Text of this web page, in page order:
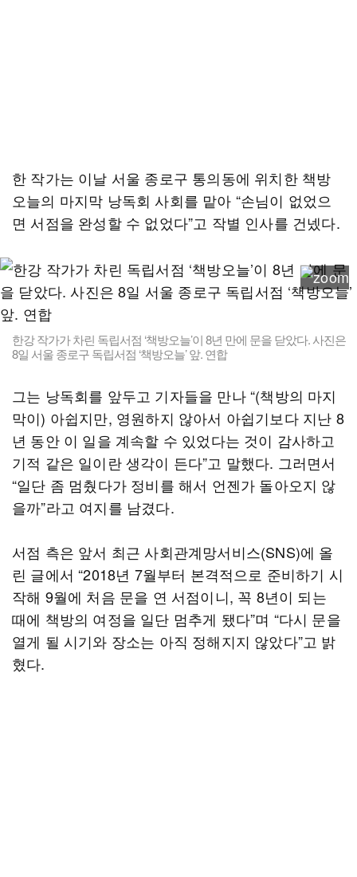
한 작가는 이날 서울 종로구 통의동에 위치한 책방
오늘의 마지막 낭독회 사회를 맡아 “손님이 없었으
면 서점을 완성할 수 없었다”고 작별 인사를 건넸다.
한강 작가가 차린 독립서점 ‘책방오늘’이 8년 만에 문을 닫았다. 사진은
8일 서울 종로구 독립서점 ‘책방오늘’ 앞. 연합
그는 낭독회를 앞두고 기자들을 만나 “(책방의 마지
막이) 아쉽지만, 영원하지 않아서 아쉽기보다 지난 8
년 동안 이 일을 계속할 수 있었다는 것이 감사하고
기적 같은 일이란 생각이 든다”고 말했다. 그러면서
“일단 좀 멈췄다가 정비를 해서 언젠가 돌아오지 않
을까”라고 여지를 남겼다.
서점 측은 앞서 최근 사회관계망서비스(SNS)에 올
린 글에서 “2018년 7월부터 본격적으로 준비하기 시
작해 9월에 처음 문을 연 서점이니, 꼭 8년이 되는
때에 책방의 여정을 일단 멈추게 됐다”며 “다시 문을
열게 될 시기와 장소는 아직 정해지지 않았다”고 밝
혔다.